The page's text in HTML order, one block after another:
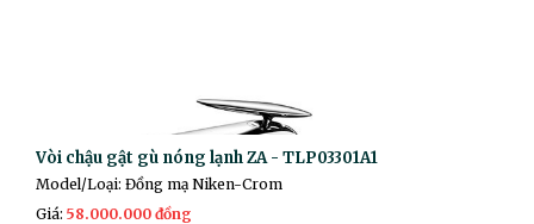
Vòi chậu gật gù nóng lạnh ZA - TLP03301A1
Model/Loại: Đồng mạ Niken-Crom
Giá: 58.000.000 đồng